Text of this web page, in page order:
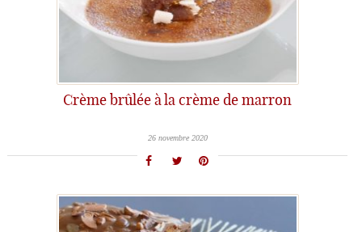
Crème brûlée à la crème de marron
26 novembre 2020